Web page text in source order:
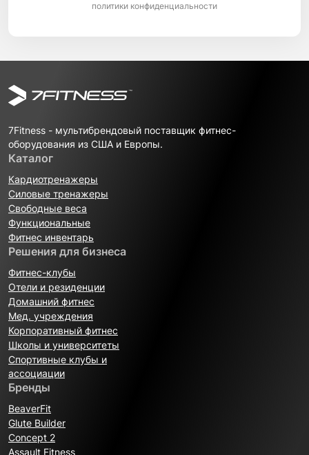
политики конфиденциальности
7Fitness - мультибрендовый поставщик фитнес-
оборудования из США и Европы.
Каталог
Кардиотренажеры
Силовые тренажеры
Свободные веса
Функциональные
Фитнес инвентарь
Решения для бизнеса
Фитнес-клубы
Отели и резиденции
Домашний фитнес
Мед. учреждения
Корпоративный фитнес
Школы и университеты
Спортивные клубы и
ассоциации
Бренды
BeaverFit
Glute Builder
Concept 2
Assault Fitness